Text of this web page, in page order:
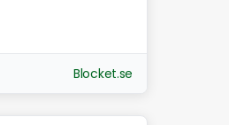
Blocket.se